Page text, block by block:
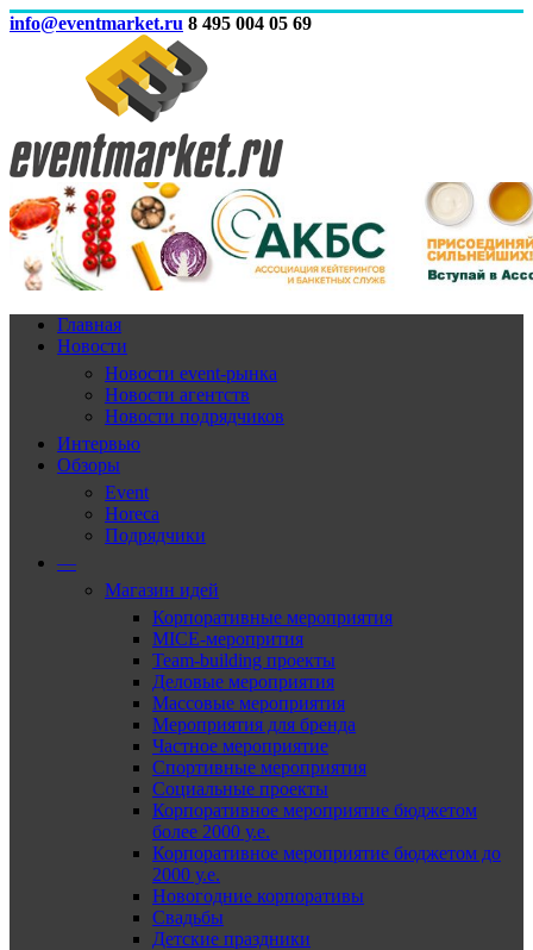
info@eventmarket.ru 8 495 004 05 69
Главная
Новости
Новости event-рынка
Новости агентств
Новости подрядчиков
Интервью
Обзоры
Event
Horeca
Подрядчики
—
Магазин идей
Корпоративные мероприятия
MICE-меропрития
Team-building проекты
Деловые мероприятия
Массовые мероприятия
Мероприятия для бренда
Частное мероприятие
Спортивные мероприятия
Социальные проекты
Корпоративное мероприятие бюджетом
более 2000 у.е.
Корпоративное мероприятие бюджетом до
2000 у.е.
Новогодние корпоративы
Свадьбы
Детские праздники